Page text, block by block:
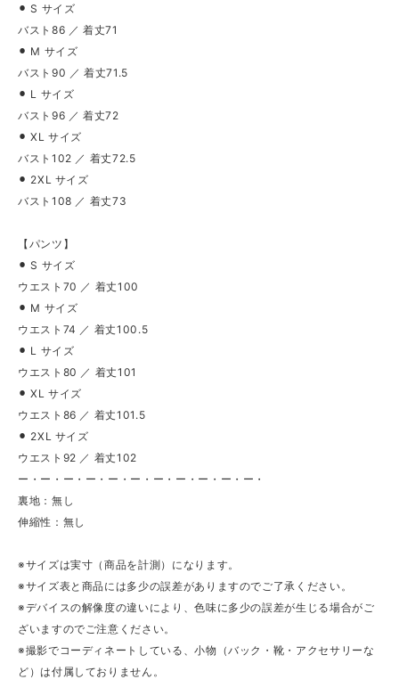
⚫︎ S サイズ
バスト86 ／ 着丈71
⚫︎ M サイズ
バスト90 ／ 着丈71.5
⚫︎ L サイズ
バスト96 ／ 着丈72
⚫︎ XL サイズ
バスト102 ／ 着丈72.5
⚫︎ 2XL サイズ
バスト108 ／ 着丈73
【パンツ】
⚫︎ S サイズ
ウエスト70 ／ 着丈100
⚫︎ M サイズ
ウエスト74 ／ 着丈100.5
⚫︎ L サイズ
ウエスト80 ／ 着丈101
⚫︎ XL サイズ
ウエスト86 ／ 着丈101.5
⚫︎ 2XL サイズ
ウエスト92 ／ 着丈102
ー・ー・ー・ー・ー・ー・ー・ー・ー・ー・ー・
裏地：無し
伸縮性：無し
※サイズは実寸（商品を計測）になります。
※サイズ表と商品には多少の誤差がありますのでご了承ください。
※デバイスの解像度の違いにより、色味に多少の誤差が生じる場合がご
ざいますのでご注意ください。
※撮影でコーディネートしている、小物（バック・靴・アクセサリーな
ど）は付属しておりません。